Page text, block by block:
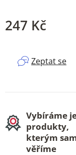
247 Kč
Zeptat se
Vybíráme
produkty,
kterým
věříme